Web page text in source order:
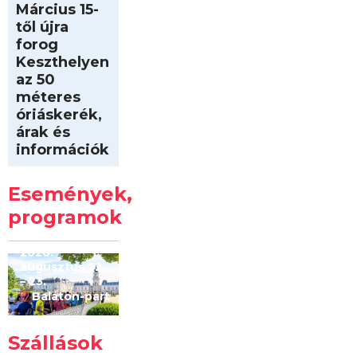
Március 15-
től újra
forog
Keszthelyen
az 50
méteres
óriáskerék,
árak és
információk
Események,
programok
Kilóméterek
2026
2026.
augusztus 22
– 23.
Balaton-part
Szállások